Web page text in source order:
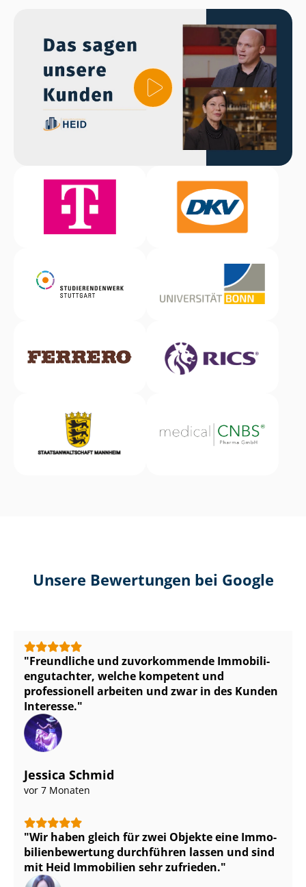
Unsere Bewertungen bei Google
Freundliche und zuvorkommende Im­mo­bi­li­
en­gut­ach­ter, welche kompetent und
professionell arbeiten und zwar in des Kunden
Interesse.
Jessica Schmid
vor 7 Monaten
Wir haben gleich für zwei Objekte eine Im­mo­
bi­li­en­be­wer­tung durchführen lassen und sind
mit Heid Immobilien sehr zufrieden.